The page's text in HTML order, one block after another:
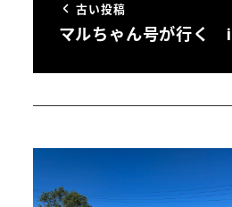
古い投稿
マルちゃん号が行